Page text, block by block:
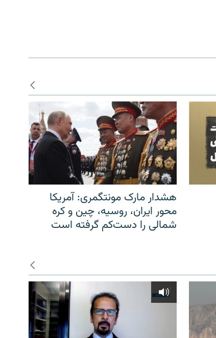
هشدار مارک مونتگمری: آمریکا
محور ایران، روسیه، چین و کره
شمالی را دست‌کم گرفته است